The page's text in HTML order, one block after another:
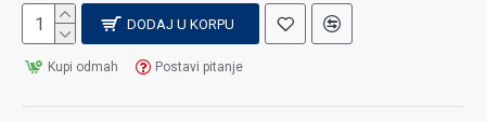
DODAJ U KORPU
Kupi odmah Postavi pitanje